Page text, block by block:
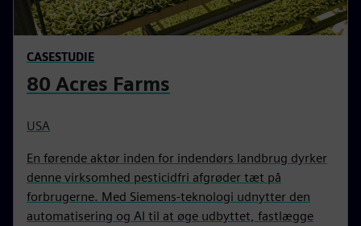
CASESTUDIE
80 Acres Farms
USA
En førende aktør inden for indendørs landbrug dyrker
denne virksomhed pesticidfri afgrøder tæt på
forbrugerne. Med Siemens-teknologi udnytter den
automatisering og AI til at øge udbyttet, fastlægge